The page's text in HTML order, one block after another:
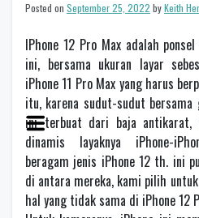
Posted on September 25, 2022 byKeith
IPhone 12 Pro Max adalah
ini, bersama ukuran layar
iPhone 11 Pro Max yang harus
itu, karena sudut-sudut bersama
ini terbuat dari baja antikarat,
dinamis layaknya iPhone-
beragam jenis iPhone 12 th. ini
di antara mereka, kami pilih
hal yang tidak sama di iPhone 12